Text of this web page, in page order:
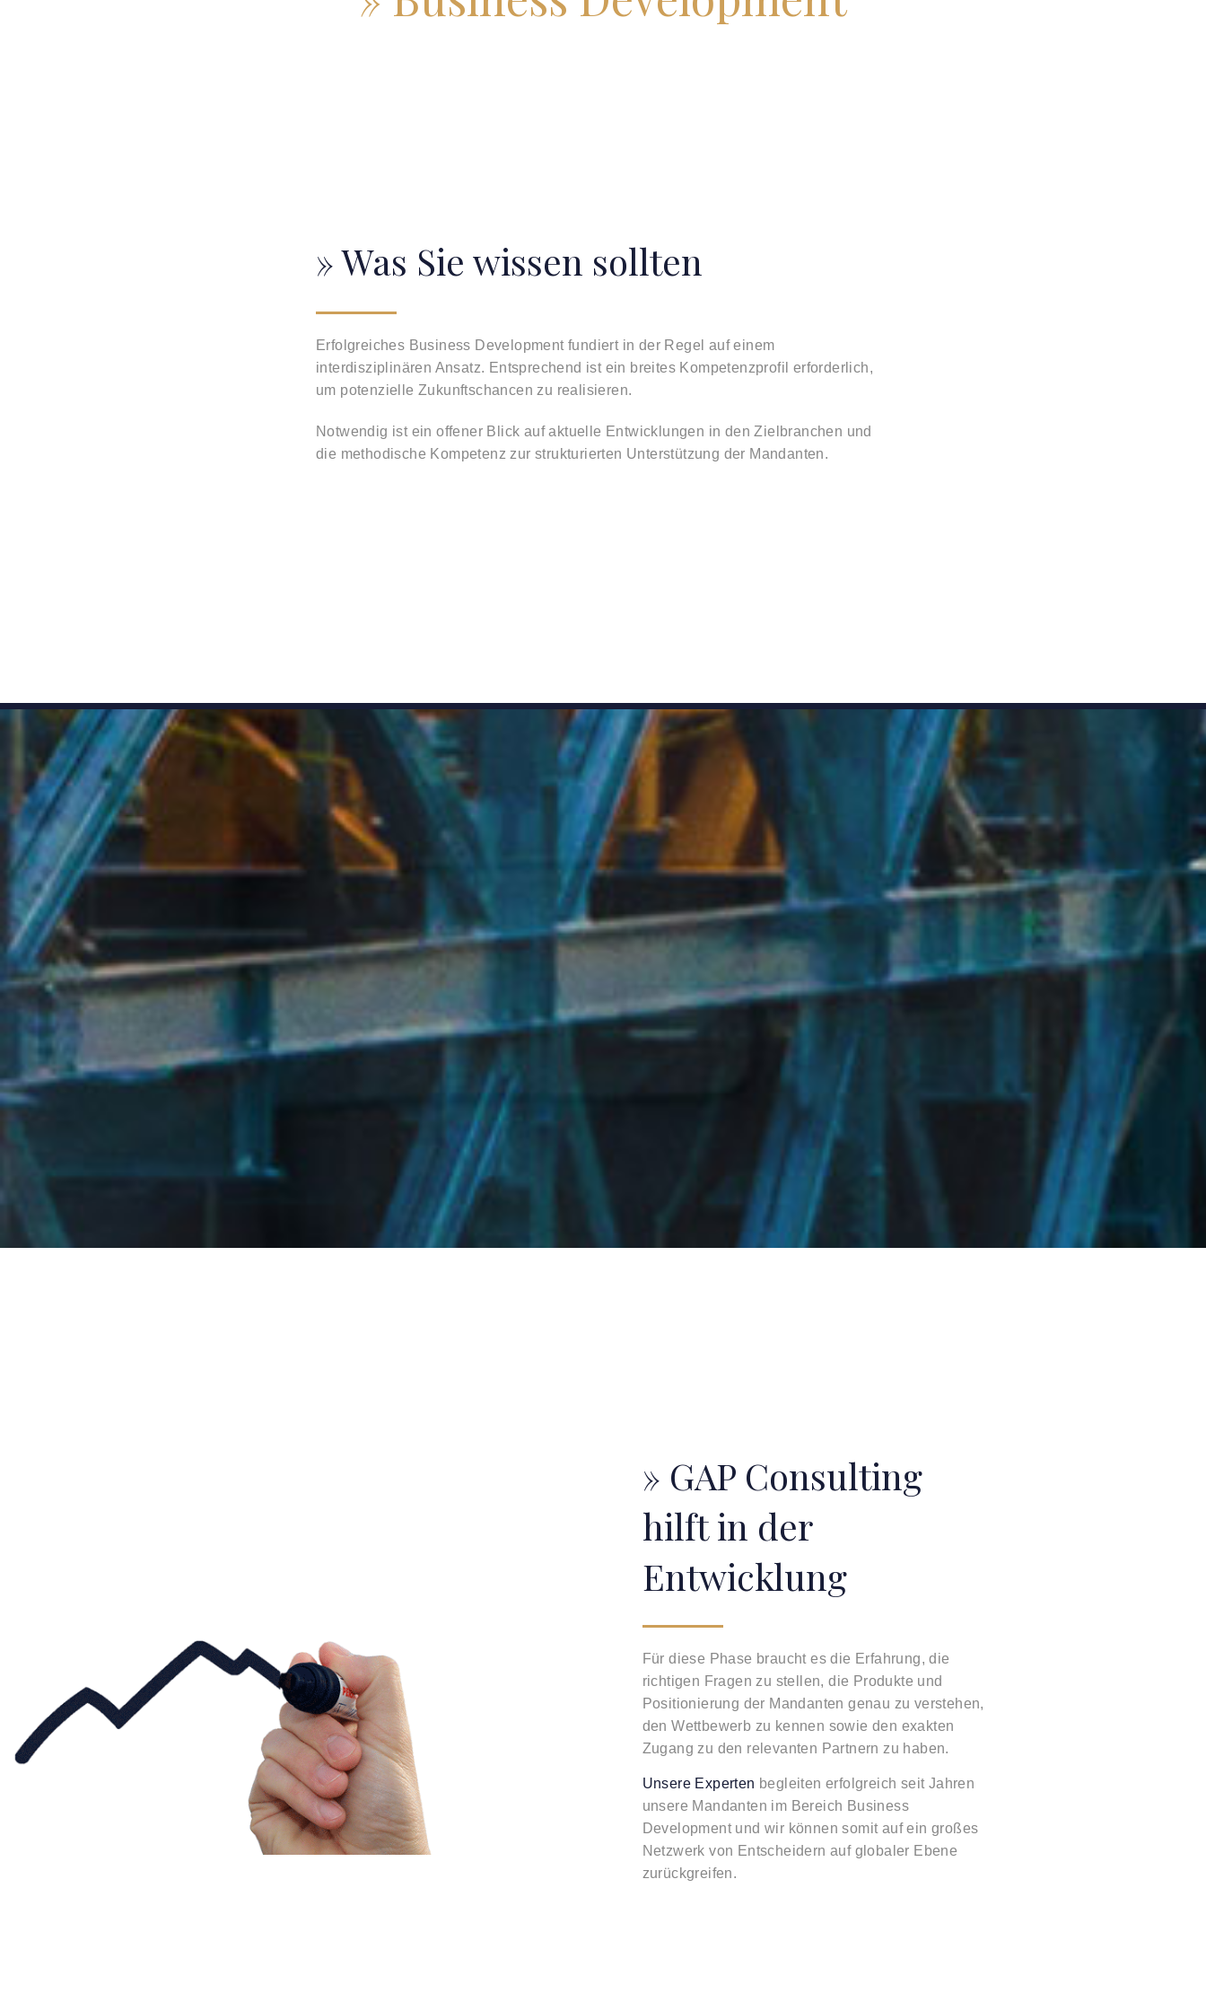
» Was Sie wissen sollten
Erfolgreiches Business Development fundiert in der Regel auf einem
interdisziplinären Ansatz. Entsprechend ist ein breites Kompetenzprofil erforderlich,
um potenzielle Zukunftschancen zu realisieren.
Notwendig ist ein offener Blick auf aktuelle Entwicklungen in den Zielbranchen und
die methodische Kompetenz zur strukturierten Unterstützung der Mandanten.
» GAP Consulting
hilft in der
Entwicklung
Für diese Phase braucht es die Erfahrung, die
richtigen Fragen zu stellen, die Produkte und
Positionierung der Mandanten genau zu verstehen,
den Wettbewerb zu kennen sowie den exakten
Zugang zu den relevanten Partnern zu haben.
Unsere Experten begleiten erfolgreich seit Jahren
unsere Mandanten im Bereich Business
Development und wir können somit auf ein großes
Netzwerk von Entscheidern auf globaler Ebene
zurückgreifen.